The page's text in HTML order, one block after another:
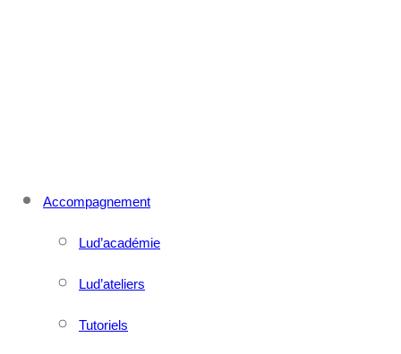
Accompagnement
Lud’académie
Lud’ateliers
Tutoriels